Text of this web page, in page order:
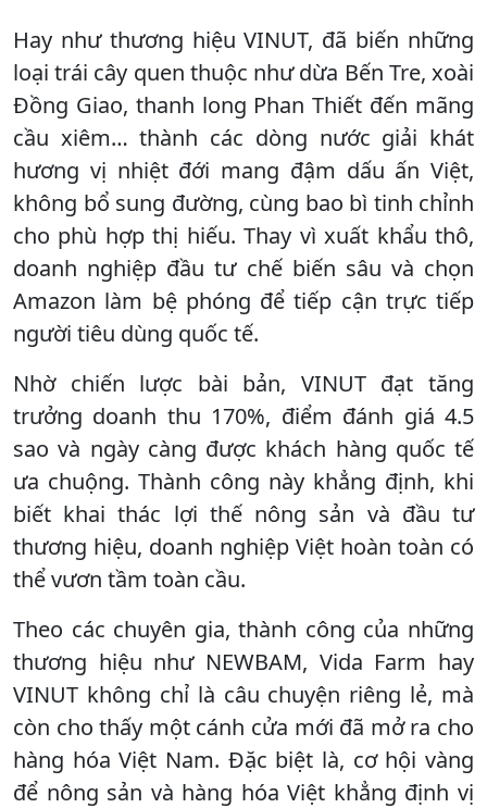
Hay như thương hiệu VINUT, đã biến những
loại trái cây quen thuộc như dừa Bến Tre, xoài
Đồng Giao, thanh long Phan Thiết đến mãng
cầu xiêm… thành các dòng nước giải khát
hương vị nhiệt đới mang đậm dấu ấn Việt,
không bổ sung đường, cùng bao bì tinh chỉnh
cho phù hợp thị hiếu. Thay vì xuất khẩu thô,
doanh nghiệp đầu tư chế biến sâu và chọn
Amazon làm bệ phóng để tiếp cận trực tiếp
người tiêu dùng quốc tế.
Nhờ chiến lược bài bản, VINUT đạt tăng
trưởng doanh thu 170%, điểm đánh giá 4.5
sao và ngày càng được khách hàng quốc tế
ưa chuộng. Thành công này khẳng định, khi
biết khai thác lợi thế nông sản và đầu tư
thương hiệu, doanh nghiệp Việt hoàn toàn có
thể vươn tầm toàn cầu.
Theo các chuyên gia, thành công của những
thương hiệu như NEWBAM, Vida Farm hay
VINUT không chỉ là câu chuyện riêng lẻ, mà
còn cho thấy một cánh cửa mới đã mở ra cho
hàng hóa Việt Nam. Đặc biệt là, cơ hội vàng
để nông sản và hàng hóa Việt khẳng định vị